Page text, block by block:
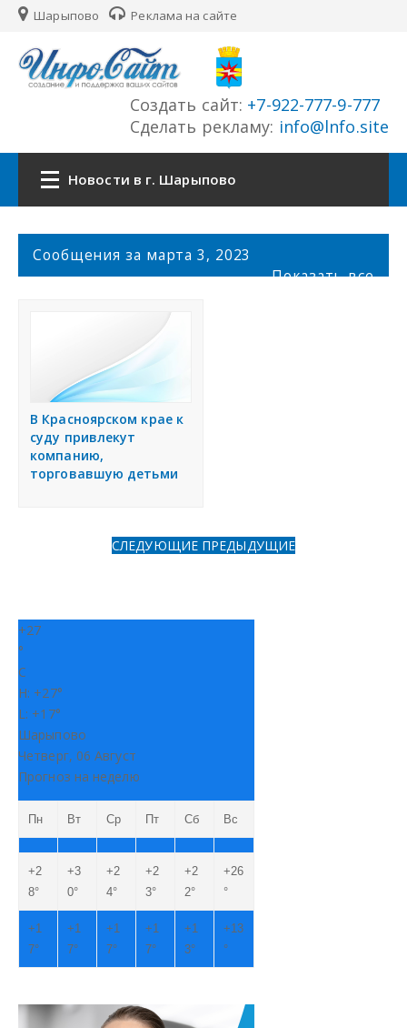
Шарыпово Реклама на сайте
Создать сайт: +7-922-777-9-777
Сделать рекламу: info@lnfo.site
Новости в г. Шарыпово
Главная
История города
Разместить объявление
Регионы России
Создание сайтов
Сообщения за марта 3, 2023
Показать все
В Красноярском крае к
суду привлекут
компанию,
торговавшую детьми
СЛЕДУЮЩИЕ ПРЕДЫДУЩИЕ
+27
°
C
H: +27°
L: +17°
Шарыпово
Четверг, 06 Август
Прогноз на неделю
Пн Вт Ср Пт Сб Вс
+2
8°
+3
0°
+2
4°
+2
3°
+2
2°
+26
°
+1
7°
+1
7°
+1
7°
+1
7°
+1
3°
+13
°